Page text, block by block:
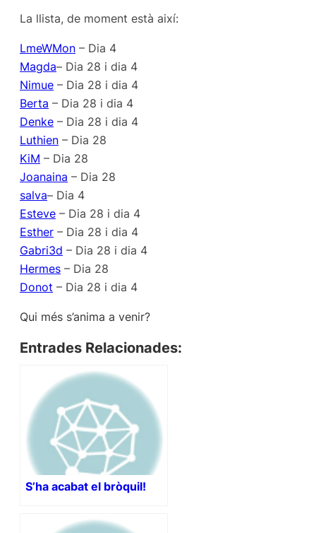
La llista, de moment està així:
LmeWMon – Dia 4
Magda– Dia 28 i dia 4
Nimue – Dia 28 i dia 4
Berta – Dia 28 i dia 4
Denke – Dia 28 i dia 4
Luthien – Dia 28
KiM – Dia 28
Joanaina – Dia 28
salva– Dia 4
Esteve – Dia 28 i dia 4
Esther – Dia 28 i dia 4
Gabri3d – Dia 28 i dia 4
Hermes – Dia 28
Donot – Dia 28 i dia 4
Qui més s’anima a venir?
Entrades Relacionades:
S’ha acabat el bròquil!